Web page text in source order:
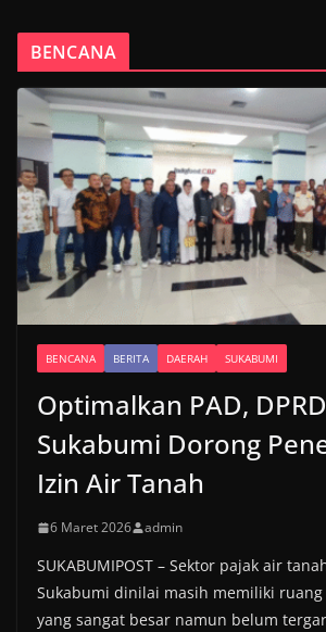
BENCANA
BENCANA BERITA DAERAH SUKABUMI
Optimalkan PAD, DPRD
Sukabumi Dorong
Izin Air Tanah
6 Maret 2026 admin
SUKABUMIPOST – Sektor pajak air
Sukabumi dinilai masih memiliki
yang sangat besar namun belum